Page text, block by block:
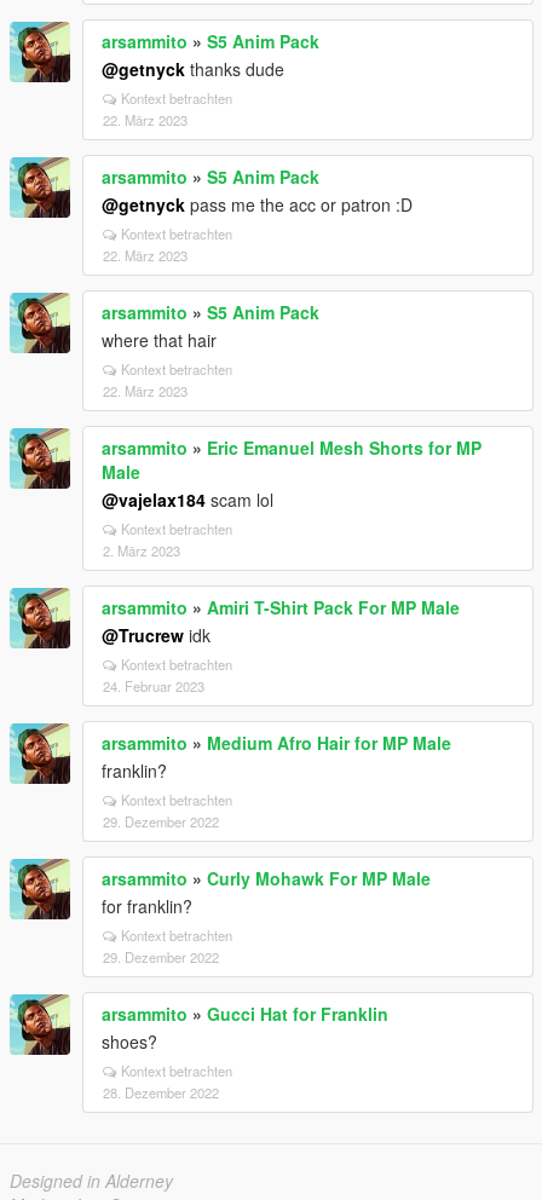
arsammito » S5 Anim Pack
@getnyck thanks dude
Kontext betrachten
22. März 2023
arsammito » S5 Anim Pack
@getnyck pass me the acc or patron :D
Kontext betrachten
22. März 2023
arsammito » S5 Anim Pack
where that hair
Kontext betrachten
22. März 2023
arsammito » Eric Emanuel Mesh Shorts for MP
Male
@vajelax184 scam lol
Kontext betrachten
2. März 2023
arsammito » Amiri T-Shirt Pack For MP Male
@Trucrew idk
Kontext betrachten
24. Februar 2023
arsammito » Medium Afro Hair for MP Male
franklin?
Kontext betrachten
29. Dezember 2022
arsammito » Curly Mohawk For MP Male
for franklin?
Kontext betrachten
29. Dezember 2022
arsammito » Gucci Hat for Franklin
shoes?
Kontext betrachten
28. Dezember 2022
Designed in Alderney